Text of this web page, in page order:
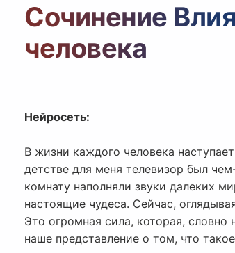
Сочинение
человека
Нейросеть:
В жизни каждого человека
детстве для меня телевизор был
комнату наполняли звуки далеких
настоящие чудеса. Сейчас,
Это огромная сила, которая,
наше представление о том, что